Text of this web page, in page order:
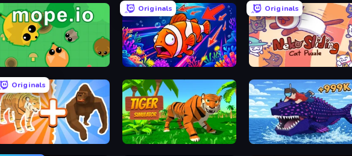
Mope.io
Originals
Fish Catch Idle
Originals
Neko Sliding: Cat Puzzle
Originals
Animal DNA Run Tiger Simulator 3D Obby Fish Challenge: Ride